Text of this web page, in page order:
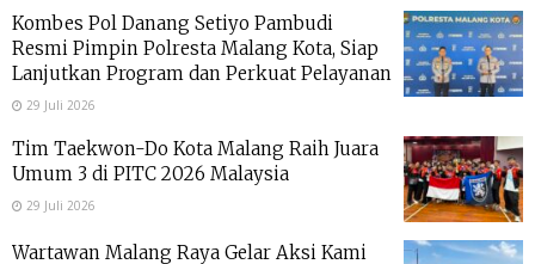
Kombes Pol Danang Setiyo Pambudi
Resmi Pimpin Polresta Malang Kota, Siap
Lanjutkan Program dan Perkuat Pelayanan
29 Juli 2026
Tim Taekwon-Do Kota Malang Raih Juara
Umum 3 di PITC 2026 Malaysia
29 Juli 2026
Wartawan Malang Raya Gelar Aksi Kami